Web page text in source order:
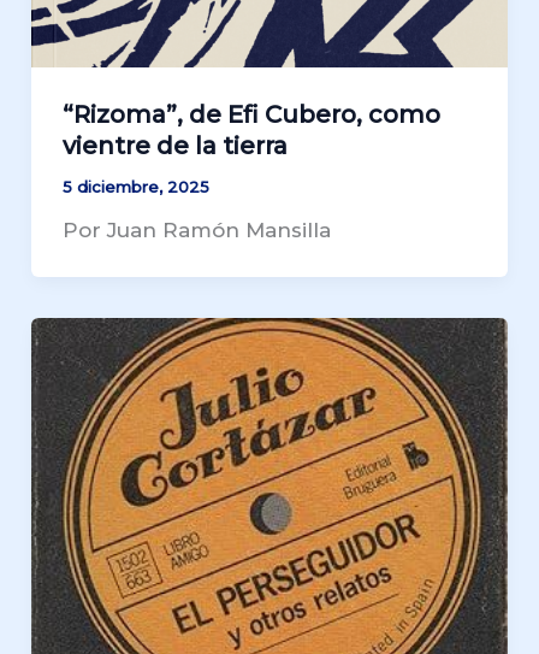
“Rizoma”, de Efi Cubero, como
vientre de la tierra
5 diciembre, 2025
Por Juan Ramón Mansilla